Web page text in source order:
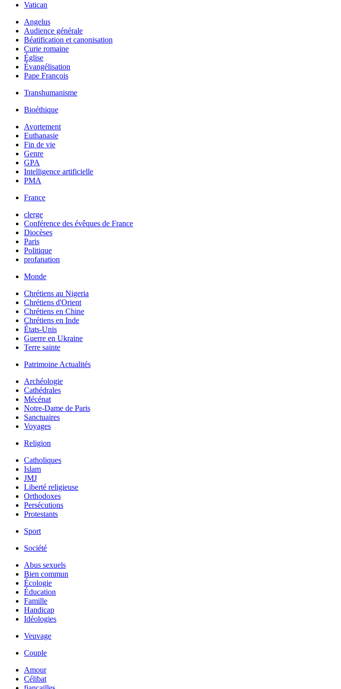
Vatican
Angelus
Audience générale
Béatification et canonisation
Curie romaine
Église
Évangélisation
Pape François
Transhumanisme
Bioéthique
Avortement
Euthanasie
Fin de vie
Genre
GPA
Intelligence artificielle
PMA
France
clerge
Conférence des évêques de France
Diocèses
Paris
Politique
profanation
Monde
Chrétiens au Nigeria
Chrétiens d'Orient
Chrétiens en Chine
Chrétiens en Inde
États-Unis
Guerre en Ukraine
Terre sainte
Patrimoine Actualités
Archéologie
Cathédrales
Mécénat
Notre-Dame de Paris
Sanctuaires
Voyages
Religion
Catholiques
Islam
JMJ
Liberté religieuse
Orthodoxes
Persécutions
Protestants
Sport
Société
Abus sexuels
Bien commun
Écologie
Éducation
Famille
Handicap
Idéologies
Veuvage
Couple
Amour
Célibat